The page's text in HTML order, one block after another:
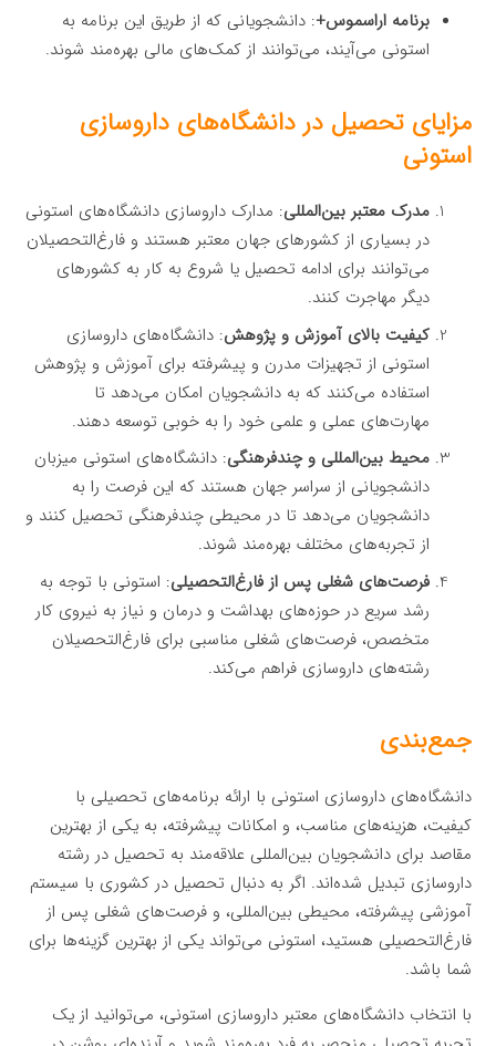
برنامه اراسموس+: دانشجویانی که از طریق این برنامه به
استونی می‌آیند، می‌توانند از کمک‌های مالی بهره‌مند شوند.
مزایای تحصیل در دانشگاه‌های داروسازی
استونی
مدرک معتبر بین‌المللی: مدارک داروسازی دانشگاه‌های استونی
در بسیاری از کشورهای جهان معتبر هستند و فارغ‌التحصیلان
می‌توانند برای ادامه تحصیل یا شروع به کار به کشورهای
دیگر مهاجرت کنند.
کیفیت بالای آموزش و پژوهش: دانشگاه‌های داروسازی
استونی از تجهیزات مدرن و پیشرفته برای آموزش و پژوهش
استفاده می‌کنند که به دانشجویان امکان می‌دهد تا
مهارت‌های عملی و علمی خود را به خوبی توسعه دهند.
محیط بین‌المللی و چندفرهنگی: دانشگاه‌های استونی میزبان
دانشجویانی از سراسر جهان هستند که این فرصت را به
دانشجویان می‌دهد تا در محیطی چندفرهنگی تحصیل کنند و
از تجربه‌های مختلف بهره‌مند شوند.
فرصت‌های شغلی پس از فارغ‌التحصیلی: استونی با توجه به
رشد سریع در حوزه‌های بهداشت و درمان و نیاز به نیروی کار
متخصص، فرصت‌های شغلی مناسبی برای فارغ‌التحصیلان
رشته‌های داروسازی فراهم می‌کند.
جمع‌بندی
دانشگاه‌های داروسازی استونی با ارائه برنامه‌های تحصیلی با
کیفیت، هزینه‌های مناسب، و امکانات پیشرفته، به یکی از بهترین
مقاصد برای دانشجویان بین‌المللی علاقه‌مند به تحصیل در رشته
داروسازی تبدیل شده‌اند. اگر به دنبال تحصیل در کشوری با سیستم
آموزشی پیشرفته، محیطی بین‌المللی، و فرصت‌های شغلی پس از
فارغ‌التحصیلی هستید، استونی می‌تواند یکی از بهترین گزینه‌ها برای
شما باشد.
با انتخاب دانشگاه‌های معتبر داروسازی استونی، می‌توانید از یک